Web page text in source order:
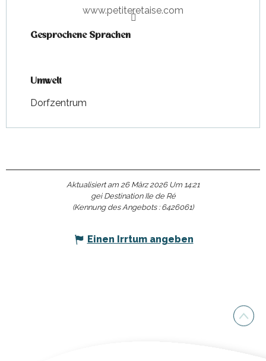
www.petiteretaise.com
Gesprochene Sprachen
Gesprochene Sprachen
Umwelt
Umwelt
Dorfzentrum
Aktualisiert am 26 März 2026 Um 14:21
gei Destination Ile de Ré
(Kennung des Angebots : 6426061)
Einen Irrtum angeben